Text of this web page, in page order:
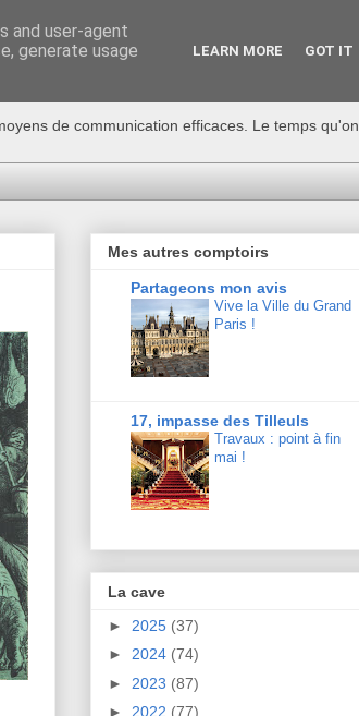
de communication efficaces. Le temps qu'on
Mes autres comptoirs
Partageons mon avis
Vive la Ville du Grand
Paris !
17, impasse des Tilleuls
Travaux : point à fin
mai !
La cave
► 2025 (37)
► 2024 (74)
► 2023 (87)
► 2022 (77)
and user-agent
generate usage
LEARN MORE GOT IT